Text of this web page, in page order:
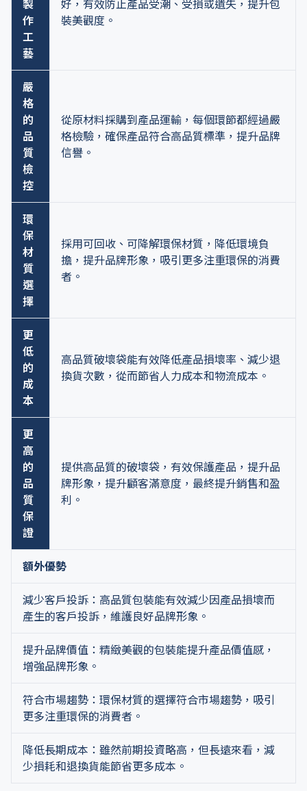
製
作
工
藝
好，有效防止產品受潮、受損或遺失，提升包
裝美觀度。
嚴
格
的
品
質
檢
控
從原材料採購到產品運輸，每個環節都經過嚴
格檢驗，確保產品符合高品質標準，提升品牌
信譽。
環
保
材
質
選
擇
採用可回收、可降解環保材質，降低環境負
擔，提升品牌形象，吸引更多注重環保的消費
者。
更
低
的
成
本
高品質破壞袋能有效降低產品損壞率、減少退
換貨次數，從而節省人力成本和物流成本。
更
高
的
品
質
保
證
提供高品質的破壞袋，有效保護產品，提升品
牌形象，提升顧客滿意度，最終提升銷售和盈
利。
額外優勢
減少客戶投訴：高品質包裝能有效減少因產品損壞而
產生的客戶投訴，維護良好品牌形象。
提升品牌價值：精緻美觀的包裝能提升產品價值感，
增強品牌形象。
符合市場趨勢：環保材質的選擇符合市場趨勢，吸引
更多注重環保的消費者。
降低長期成本：雖然前期投資略高，但長遠來看，減
少損耗和退換貨能節省更多成本。